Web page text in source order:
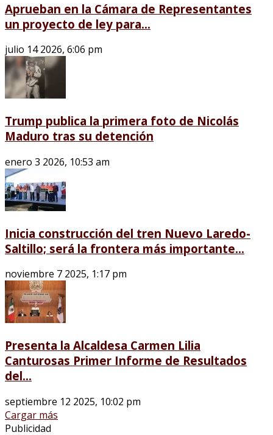
Aprueban en la Cámara de Representantes
un proyecto de ley para...
julio 14 2026, 6:06 pm
Trump publica la primera foto de Nicolás
Maduro tras su detención
enero 3 2026, 10:53 am
Inicia construcción del tren Nuevo Laredo-
Saltillo; será la frontera más importante...
noviembre 7 2025, 1:17 pm
Presenta la Alcaldesa Carmen Lilia
Canturosas Primer Informe de Resultados
del...
septiembre 12 2025, 10:02 pm
Cargar más
Publicidad